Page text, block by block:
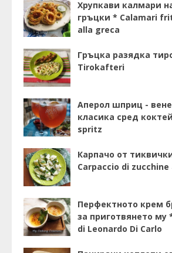
Хрупкави калмари
гръцки * Calamari
alla greca
Гръцка разядка
Tirokafteri
Аперол шприц -
класика сред
spritz
Карпачо от
Carpaccio di
Перфектното крем
за приготвянето му
di Leonardo Di Carlo